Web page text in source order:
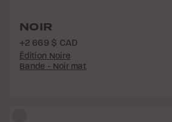
NOIR
+2 669 $ CAD
Édition Noire
Bande - Noir mat